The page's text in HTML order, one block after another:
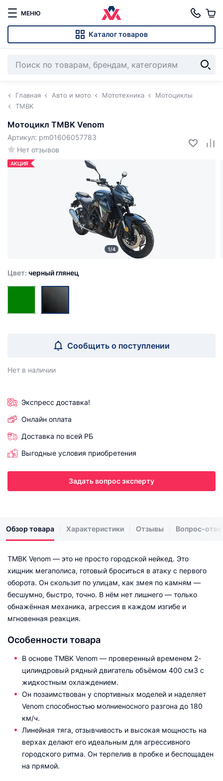
МЕНЮ
Каталог товаров
Главная Авто и мото Мототехника
Мотоциклы
TMBK
Мотоцикл TMBK Venom
Нет отзывов
Артикул: pm01606057783
АКЦИЯ
1/4
Цвет: черный глянец
Сообщить о поступлении
Нет в наличии
Экспресс доставка!
Онлайн оплата
Доставка по всей РБ
Выгодные условия приобретения
Задать вопрос эксперту
Обзор товара Характеристики Отзывы Вопрос-
TMBK Venom — это не просто городской нейкед. Это
хищник мегаполиса, готовый броситься в атаку с первого
оборота. Он скользит по улицам, как змея по камням —
бесшумно, быстро, точно. В нём нет лишнего — только
обнажённая механика, агрессия в каждом изгибе и
мгновенная реакция.
Особенности товара
В основе TMBK Venom — проверенный временем 2-
цилиндровый рядный двигатель объёмом 400 см3 с
жидкостным охлаждением.
Он позаимствован у спортивных моделей и наделяет
Venom способностью молниеносного разгона до 180
км/ч.
Линейная тяга, отзывчивость и высокая мощность на
верхах делают его идеальным для агрессивного
городского ритма. Он терпелив в пробке и беспощаден
на прямой.